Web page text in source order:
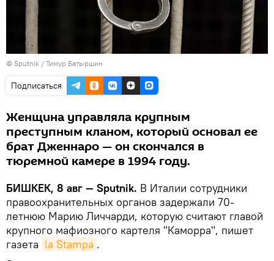
© Sputnik / Тимур Батыршин
Подписаться
Женщина управляла крупным
преступным кланом, который основал ее
брат Дженнаро — он скончался в
тюремной камере в 1994 году.
БИШКЕК, 8 авг — Sputnik. В Италии сотрудники
правоохранительных органов задержали 70-
летнюю Марию Личчарди, которую считают главой
крупного мафиозного картеля "Каморра", пишет
газета la Stampa .